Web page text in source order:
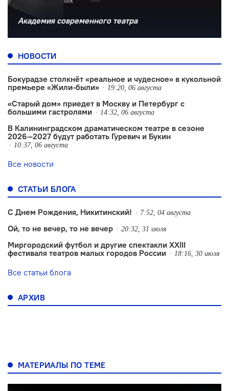
Академия современного театра
НОВОСТИ
Бокурадзе столкнëт «реальное и чудесное» в кукольной
премьере «Жили-были»
19:20, 06 августа
«Старый дом» приедет в Москву и Петербург с
большими гастролями
14:32, 06 августа
В Калининградском драматическом театре в сезоне
2026—2027 будут работать Гуревич и Букин
10:37, 06 августа
Все новости
СТАТЬИ БЛОГА
С Днем Рождения, Никитинский! 7:52, 04 августа
Ой, то не вечер, то не вечер 20:32, 31 июля
Миргородский футбол и другие спектакли XXIII
фестиваля театров малых городов России
18:16, 30 июля
Все статьи блога
АРХИВ
МАТЕРИАЛЫ ПО ТЕМЕ